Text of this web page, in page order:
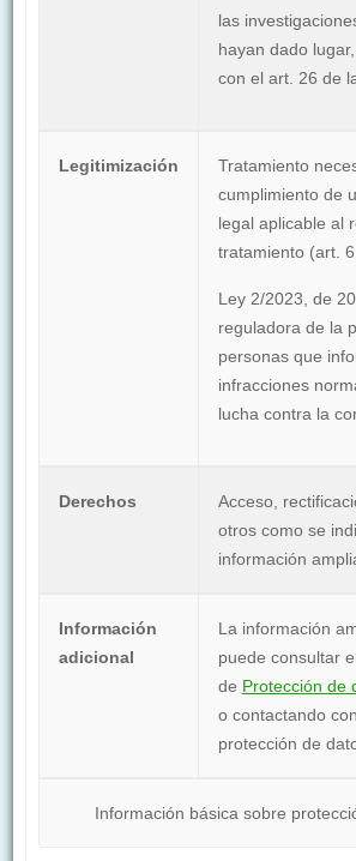
las
hayan dado
con el art. 26 de
Legitimización
Tratamiento
cumplimiento de
legal aplicable al
tratamiento (art.
Ley 2/2023, de
reguladora de la
personas que
infracciones
lucha contra la
Derechos
Acceso,
otros como se
información
Información
adicional
La información
puede consultar
de Protección de
o contactando
protección de
Información básica sobre